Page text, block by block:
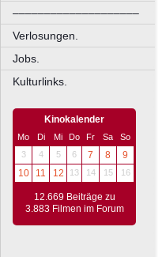
––––––––––––––––––––
Verlosungen.
Jobs.
Kulturlinks.
Kinokalender
Mo Di Mi Do Fr Sa
So
3
4 5 6 7 8
9
10
11 12 13 14 15 16
12.669 Beiträge zu
3.883 Filmen im Forum